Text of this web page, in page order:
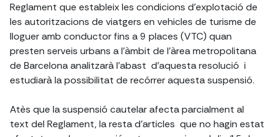
Reglament que estableix les condicions d'explotació de
les autoritzacions de viatgers en vehicles de turisme de
lloguer amb conductor fins a 9 places (VTC) quan
presten serveis urbans a l'àmbit de l'àrea metropolitana
de Barcelona analitzarà l'abast d'aquesta resolució i
estudiarà la possibilitat de recórrer aquesta suspensió.
Atès que la suspensió cautelar afecta parcialment al
text del Reglament, la resta d'articles que no hagin estat